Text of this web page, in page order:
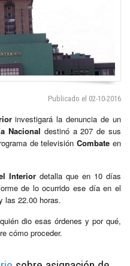
Publicado el 02-10-2016
investigará la denuncia de un
Nacional destinó a 207 de sus
de televisiónCombate en
Interior detalla que en 10 días
de lo ocurrido ese día en el
las 22.00 horas.
dio esas órdenes y por qué,
cómo proceder.